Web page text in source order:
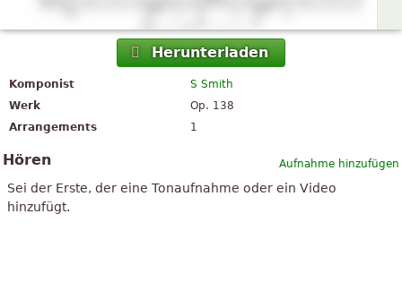
Herunterladen
Komponist
S Smith
Werk
Op. 138
Arrangements
1
Aufnahme hinzufügen
Hören
Sei der Erste, der eine Tonaufnahme oder ein Video
hinzufügt.